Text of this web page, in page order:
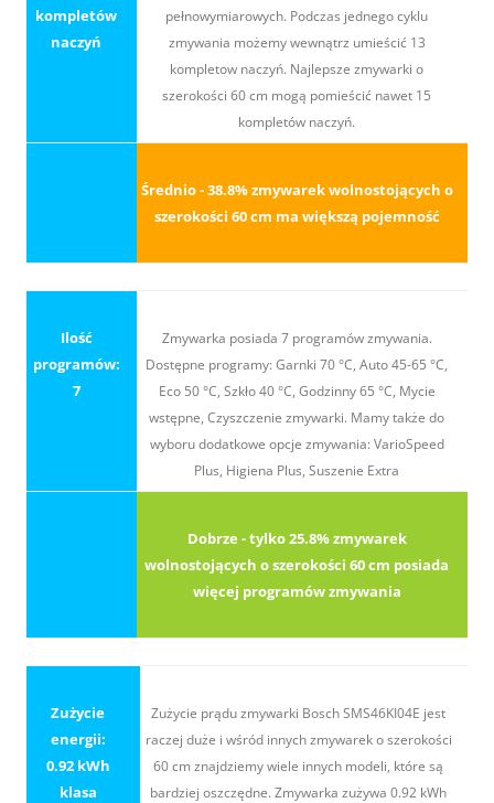
kompletów
naczyń
pełnowymiarowych. Podczas jednego cyklu
zmywania możemy wewnątrz umieścić 13
kompletow naczyń. Najlepsze zmywarki o
szerokości 60 cm mogą pomieścić nawet 15
kompletów naczyń.
Średnio - 38.8% zmywarek wolnostojących o
szerokości 60 cm ma większą pojemność
Ilość
programów:
7
Zmywarka posiada 7 programów zmywania.
Dostępne programy: Garnki 70 °C, Auto 45-65 °C,
Eco 50 °C, Szkło 40 °C, Godzinny 65 °C, Mycie
wstępne, Czyszczenie zmywarki. Mamy także do
wyboru dodatkowe opcje zmywania: VarioSpeed
Plus, Higiena Plus, Suszenie Extra
Dobrze - tylko 25.8% zmywarek
wolnostojących o szerokości 60 cm posiada
więcej programów zmywania
Zużycie
energii:
0.92 kWh
klasa
Zużycie prądu zmywarki Bosch SMS46KI04E jest
raczej duże i wśród innych zmywarek o szerokości
60 cm znajdziemy wiele innych modeli, które są
bardziej oszczędne. Zmywarka zużywa 0.92 kWh